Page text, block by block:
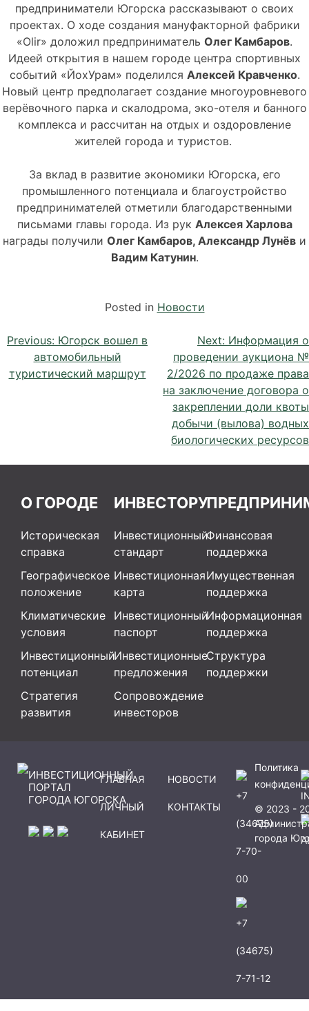
предприниматели Югорска рассказывают о своих
проектах. О ходе создания мануфакторной фабрики
«Olir» доложил предприниматель Олег Камбаров.
Идеей открытия в нашем городе центра спортивных
событий «ЙохУрам» поделился Алексей Кравченко.
Новый центр предполагает создание многоуровневого
верёвочного парка и скалодрома, эко-отеля и банного
комплекса и рассчитан на отдых и оздоровление
жителей города и туристов.
За вклад в развитие экономики Югорска, его
промышленного потенциала и благоустройство
предпринимателей отметили благодарственными
письмами главы города. Из рук Алексея Харлова
награды получили Олег Камбаров, Александр Лунёв и
Вадим Катунин.
Posted in Новости
Previous: Югорск вошел в
автомобильный
туристический маршрут
Next: Информация о
проведении аукциона №
2/2026 по продаже права
на заключение договора о
закреплении доли квоты
добычи (вылова) водных
биологических ресурсов
О ГОРОДЕ
Историческая
справка
Географическое
положение
Климатические
условия
Инвестиционный
потенциал
Стратегия
развития
ИНВЕСТОРУ
Инвестиционный
стандарт
Инвестиционная
карта
Инвестиционный
паспорт
Инвестиционные
предложения
Сопровождение
инвесторов
Финансовая
поддержка
Имущественная
поддержка
Информационная
поддержка
Структура
поддержки
ИНВЕСТИЦИОННЫЙ
ПОРТАЛ
ГОРОДА ЮГОРСКА
ГЛАВНАЯ
ЛИЧНЫЙ
КАБИНЕТ
НОВОСТИ
КОНТАКТЫ
+7
(34675)
7-70-
00
+7
(34675)
7-71-12
Политика
© 2023 -
города